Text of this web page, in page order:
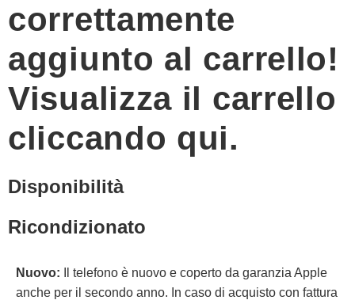
correttamente
aggiunto al carrello!
Visualizza il carrello
cliccando qui.
Disponibilità
Ricondizionato
Nuovo:
Il telefono è nuovo e coperto da garanzia Apple
anche per il secondo anno. In caso di acquisto con fattura